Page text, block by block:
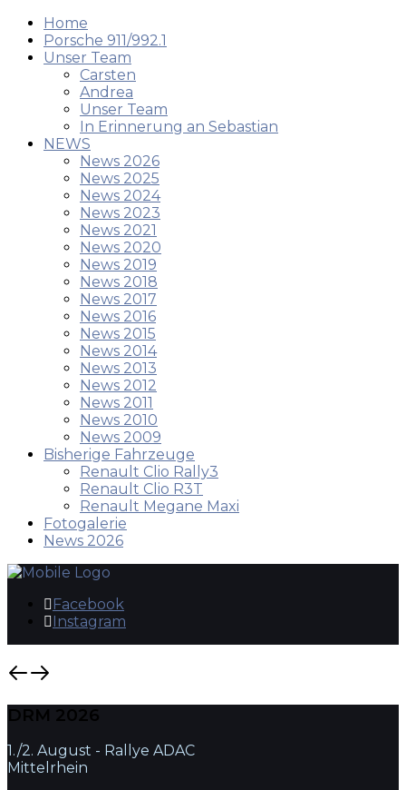
Home
Porsche 911/992.1
Unser Team
Carsten
Andrea
Unser Team
In Erinnerung an Sebastian
NEWS
News 2026
News 2025
News 2024
News 2023
News 2021
News 2020
News 2019
News 2018
News 2017
News 2016
News 2015
News 2014
News 2013
News 2012
News 2011
News 2010
News 2009
Bisherige Fahrzeuge
Renault Clio Rally3
Renault Clio R3T
Renault Megane Maxi
Fotogalerie
News 2026
Facebook
Instagram
DRM 2026
1./2. August - Rallye ADAC
Mittelrhein